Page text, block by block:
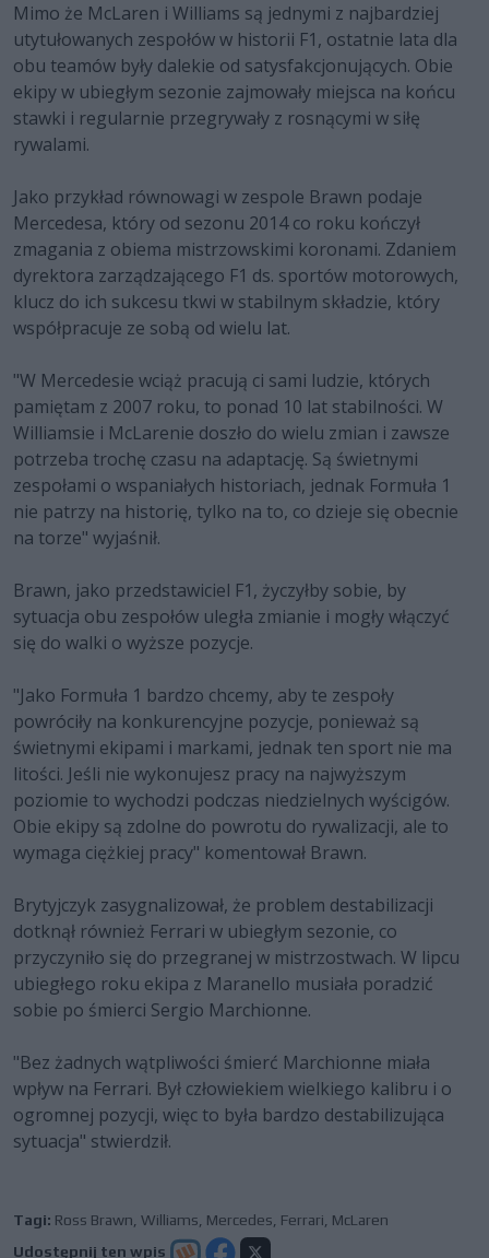
Mimo że McLaren i Williams są jednymi z najbardziej
utytułowanych zespołów w historii F1, ostatnie lata dla
obu teamów były dalekie od satysfakcjonujących. Obie
ekipy w ubiegłym sezonie zajmowały miejsca na końcu
stawki i regularnie przegrywały z rosnącymi w siłę
rywalami.
Jako przykład równowagi w zespole Brawn podaje
Mercedesa, który od sezonu 2014 co roku kończył
zmagania z obiema mistrzowskimi koronami. Zdaniem
dyrektora zarządzającego F1 ds. sportów motorowych,
klucz do ich sukcesu tkwi w stabilnym składzie, który
współpracuje ze sobą od wielu lat.
"W Mercedesie wciąż pracują ci sami ludzie, których
pamiętam z 2007 roku, to ponad 10 lat stabilności. W
Williamsie i McLarenie doszło do wielu zmian i zawsze
potrzeba trochę czasu na adaptację. Są świetnymi
zespołami o wspaniałych historiach, jednak Formuła 1
nie patrzy na historię, tylko na to, co dzieje się obecnie
na torze" wyjaśnił.
Brawn, jako przedstawiciel F1, życzyłby sobie, by
sytuacja obu zespołów uległa zmianie i mogły włączyć
się do walki o wyższe pozycje.
"Jako Formuła 1 bardzo chcemy, aby te zespoły
powróciły na konkurencyjne pozycje, ponieważ są
świetnymi ekipami i markami, jednak ten sport nie ma
litości. Jeśli nie wykonujesz pracy na najwyższym
poziomie to wychodzi podczas niedzielnych wyścigów.
Obie ekipy są zdolne do powrotu do rywalizacji, ale to
wymaga ciężkiej pracy" komentował Brawn.
Brytyjczyk zasygnalizował, że problem destabilizacji
dotknął również Ferrari w ubiegłym sezonie, co
przyczyniło się do przegranej w mistrzostwach. W lipcu
ubiegłego roku ekipa z Maranello musiała poradzić
sobie po śmierci Sergio Marchionne.
"Bez żadnych wątpliwości śmierć Marchionne miała
wpływ na Ferrari. Był człowiekiem wielkiego kalibru i o
ogromnej pozycji, więc to była bardzo destabilizująca
sytuacja" stwierdził.
Tagi: Ross Brawn Williams Mercedes Ferrari McLaren
Udostępnij ten wpis